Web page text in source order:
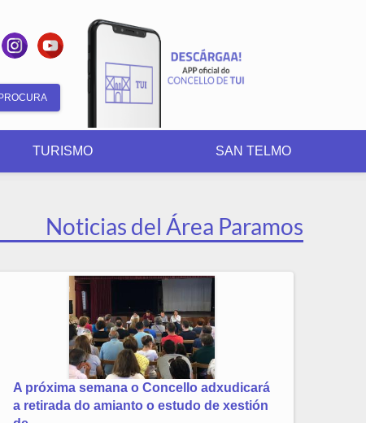
Formulario
de
busca
TURISMO SAN TELMO
Noticias del Área Paramos
A próxima semana o Concello adxudicará
a retirada do amianto o estudo de xestión